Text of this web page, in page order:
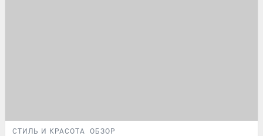
СТИЛЬ И КРАСОТА ОБЗОР